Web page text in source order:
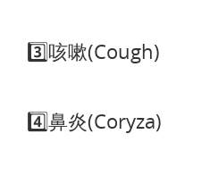
3️⃣咳嗽(Cough)
4️⃣鼻炎(Coryza)